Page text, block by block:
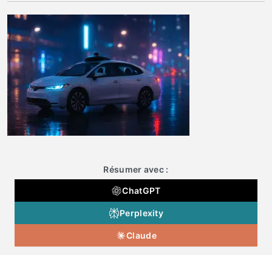
Résumer avec :
ChatGPT
Perplexity
Claude